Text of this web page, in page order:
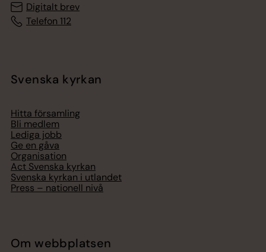
Digitalt brev
Telefon 112
Svenska kyrkan
Hitta församling
Bli medlem
Lediga jobb
Ge en gåva
Organisation
Act Svenska kyrkan
Svenska kyrkan i utlandet
Press – nationell nivå
Om webbplatsen